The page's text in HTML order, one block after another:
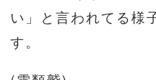
い」と言われてる様
す。